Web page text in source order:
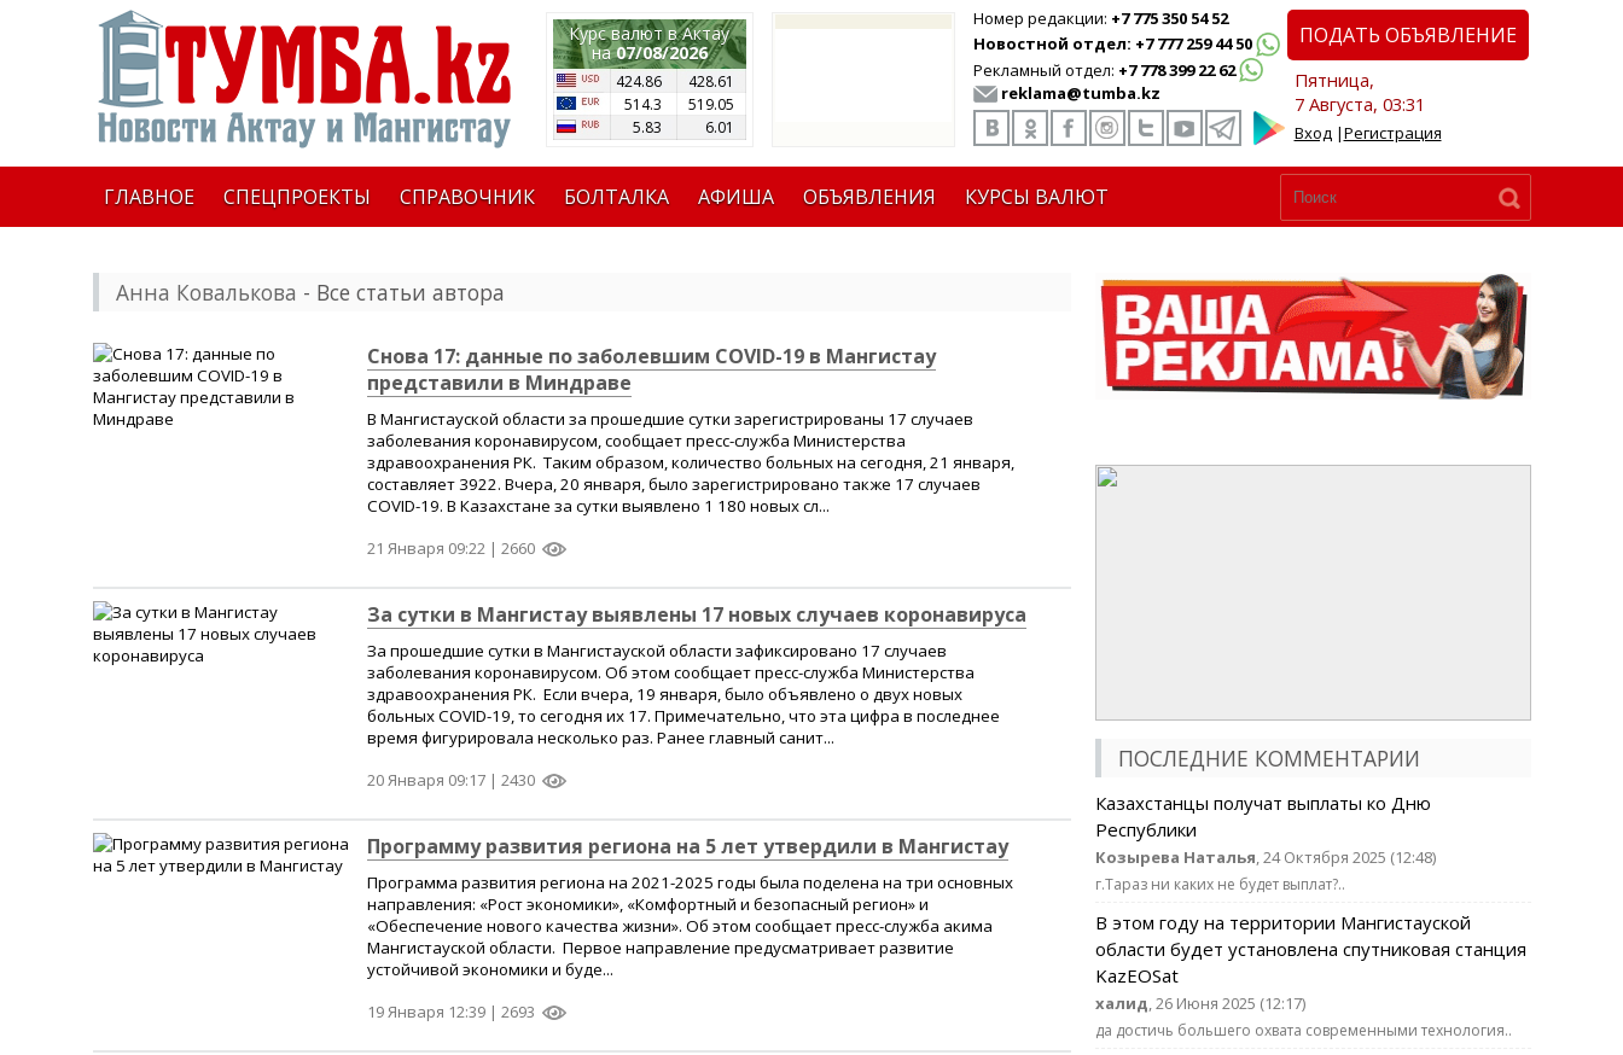
Курс валют в Актау
на07/08/2026
424.86
428.61
514.3
519.05
5.83
6.01
Номер редакции: +7 775 350 54 52
Новостной отдел: +7 777 259 44 50
Рекламный отдел: +7 778 399 22 62
reklama@tumba.kz
ПОДАТЬ ОБЪЯВЛЕНИЕ
Пятница,
7 Августа, 03:31
Вход|Регистрация
ГЛАВНОЕ СПЕЦПРОЕКТЫ СПРАВОЧНИК БОЛТАЛКА АФИША ОБЪЯВЛЕНИЯ КУРСЫ ВАЛЮТ
Анна Ковалькова - Все статьи автора
Снова 17: данные по заболевшим COVID-19 в Мангистау
представили в Миндраве
В Мангистауской области за прошедшие сутки зарегистрированы 17 случаев
заболевания коронавирусом, сообщает пресс-служба Министерства
здравоохранения РК. Таким образом, количество больных на сегодня, 21 января,
составляет 3922. Вчера, 20 января, было зарегистрировано также 17 случаев
COVID-19. В Казахстане за сутки выявлено 1 180 новых сл...
21 Января 09:22 | 2660
За сутки в Мангистау выявлены 17 новых случаев коронавируса
За прошедшие сутки в Мангистауской области зафиксировано 17 случаев
заболевания коронавирусом. Об этом сообщает пресс-служба Министерства
здравоохранения РК. Если вчера, 19 января, было объявлено о двух новых
больных COVID-19, то сегодня их 17. Примечательно, что эта цифра в последнее
время фигурировала несколько раз. Ранее главный санит...
20 Января 09:17 | 2430
Программу развития региона на 5 лет утвердили в Мангистау
Программа развития региона на 2021-2025 годы была поделена на три основных
направления: «Рост экономики», «Комфортный и безопасный регион» и
«Обеспечение нового качества жизни». Об этом сообщает пресс-служба акима
Мангистауской области. Первое направление предусматривает развитие
устойчивой экономики и буде...
19 Января 12:39 | 2693
ПОСЛЕДНИЕ КОММЕНТАРИИ
Казахстанцы получат выплаты ко Дню
Республики
Козырева Наталья, 24 Октября 2025 (12:48)
г.Тараз ни каких не будет выплат?..
В этом году на территории Мангистауской
области будет установлена спутниковая станция
KazEOSat
халид, 26 Июня 2025 (12:17)
да достичь большего охвата современными технология..